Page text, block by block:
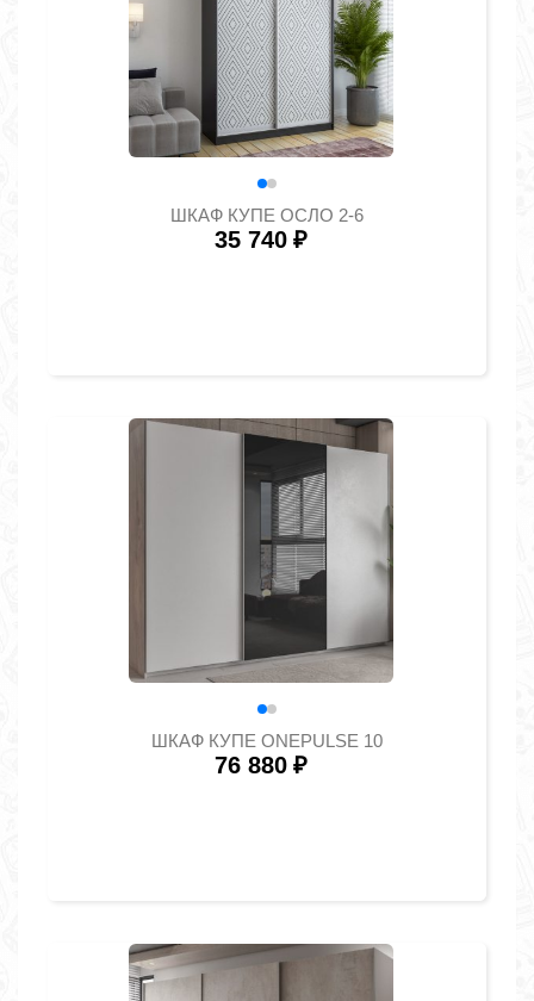
ШКАФ КУПЕ ОСЛО 2-6
35 740 ₽
ШКАФ КУПЕ ONEPULSE 10
76 880 ₽